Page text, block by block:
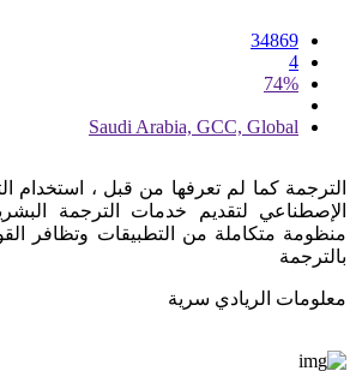
34869
4
74%
Saudi Arabia, GCC, Global
الترجمة كما لم تعرفها من قبل ، استخدام
الإصطناعي لتقديم خدمات الترجمة
منظومة متكاملة من التطبيقات وتظافر
بالترجمة
معلومات الريادي سرية